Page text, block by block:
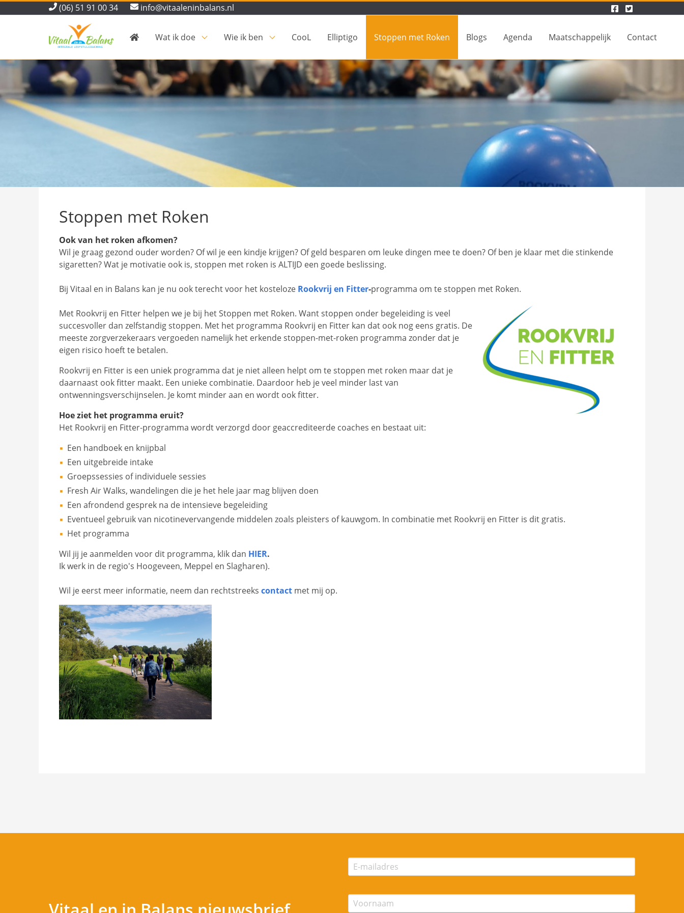
(06) 51 91 00 34 info@vitaaleninbalans.nl
Wat ik doe Wie ik ben CooL Elliptigo Stoppen met Roken Blogs Agenda Maatschappelijk Contact
Stoppen met Roken
Ook van het roken afkomen?
Wil je graag gezond ouder worden? Of wil je een kindje krijgen? Of geld besparen om leuke dingen mee te doen? Of ben je klaar met die stinkende
sigaretten? Wat je motivatie ook is, stoppen met roken is ALTIJD een goede beslissing.
Bij Vitaal en in Balans kan je nu ook terecht voor het kosteloze Rookvrij en Fitter-programma om te stoppen met Roken.
Met Rookvrij en Fitter helpen we je bij het Stoppen met Roken. Want stoppen onder begeleiding is veel
succesvoller dan zelfstandig stoppen. Met het programma Rookvrij en Fitter kan dat ook nog eens gratis. De
meeste zorgverzekeraars vergoeden namelijk het erkende stoppen-met-roken programma zonder dat je
eigen risico hoeft te betalen.
Rookvrij en Fitter is een uniek programma dat je niet alleen helpt om te stoppen met roken maar dat je
daarnaast ook fitter maakt. Een unieke combinatie. Daardoor heb je veel minder last van
ontwenningsverschijnselen. Je komt minder aan en wordt ook fitter.
Hoe ziet het programma eruit?
Het Rookvrij en Fitter-programma wordt verzorgd door geaccrediteerde coaches en bestaat uit:
Een handboek en knijpbal
Een uitgebreide intake
Groepssessies of individuele sessies
Fresh Air Walks, wandelingen die je het hele jaar mag blijven doen
Een afrondend gesprek na de intensieve begeleiding
Eventueel gebruik van nicotinevervangende middelen zoals pleisters of kauwgom. In combinatie met Rookvrij en Fitter is dit gratis.
Het programma
Wil jij je aanmelden voor dit programma, klik dan HIER.
Ik werk in de regio's Hoogeveen, Meppel en Slagharen).
Wil je eerst meer informatie, neem dan rechtstreeks contact met mij op.